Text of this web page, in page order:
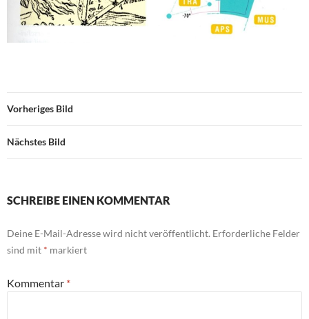
Vorheriges Bild
Nächstes Bild
SCHREIBE EINEN KOMMENTAR
Deine E-Mail-Adresse wird nicht veröffentlicht. Erforderliche Felder
sind mit * markiert
Kommentar *